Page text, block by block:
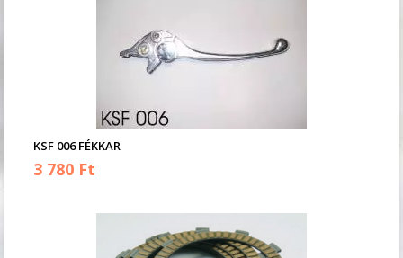
KSF 006 FÉKKAR
3 780 Ft